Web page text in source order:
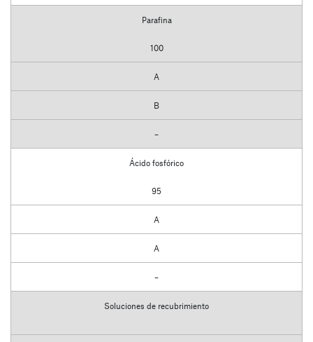
Parafina
100
A
B
–
Ácido fosfórico
95
A
A
–
Soluciones de recubrimiento